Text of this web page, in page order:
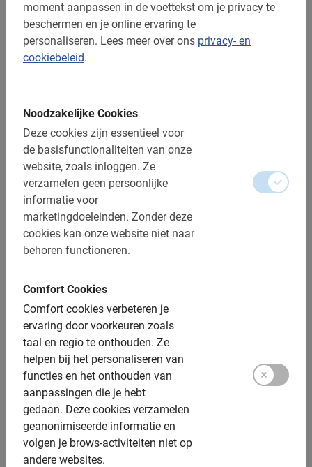
moment aanpassen in de voettekst om je privacy te
beschermen en je online ervaring te
personaliseren. Lees meer over ons privacy- en
cookiebeleid.
Noodzakelijke Cookies
Deze cookies zijn essentieel voor
de basisfunctionaliteiten van onze
website, zoals inloggen. Ze
verzamelen geen persoonlijke
informatie voor
marketingdoeleinden. Zonder deze
cookies kan onze website niet naar
behoren functioneren.
Comfort Cookies
Comfort cookies verbeteren je
ervaring door voorkeuren zoals
taal en regio te onthouden. Ze
helpen bij het personaliseren van
functies en het onthouden van
aanpassingen die je hebt
gedaan. Deze cookies verzamelen
geanonimiseerde informatie en
volgen je brows-activiteiten niet op
andere websites.
n.v.t.
Fietsverhuur in Rome
Voor elke stedentripper die zich als een local onder de
Romeinen wil begeven. Kies niet voor een tour in Rome,
3 uur
Rome Vaticaan Wandeling
Deze tour in Rome is echt een bestseller. Wandelen met een
Nederlandse gids door Vaticaanstad is een onvergetelijke
ervaring.
4.7 (241)
€ 89,50